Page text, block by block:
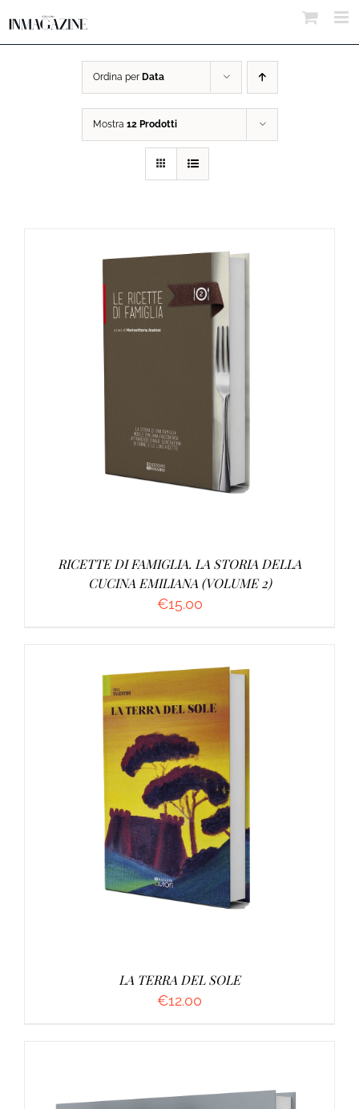
Ordina per Data
Mostra 12 Prodotti
/
RICETTE DI FAMIGLIA. LA STORIA DELLA
CUCINA EMILIANA (VOLUME 2)
€15.00
AGGIUNGI AL CARRELLO /
LA TERRA DEL SOLE
€12.00